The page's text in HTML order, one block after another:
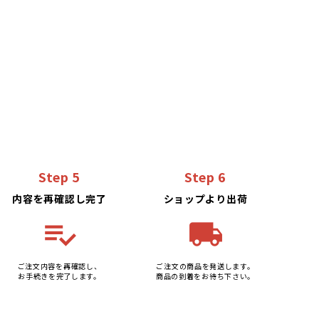
Step 5
内容を再確認し完了
playlist_add_check
ご注文内容を再確認し、
お手続きを完了します。
Step 6
ショップより出荷
local_shipping
ご注文の商品を発送します。
商品の到着をお待ち下さい。